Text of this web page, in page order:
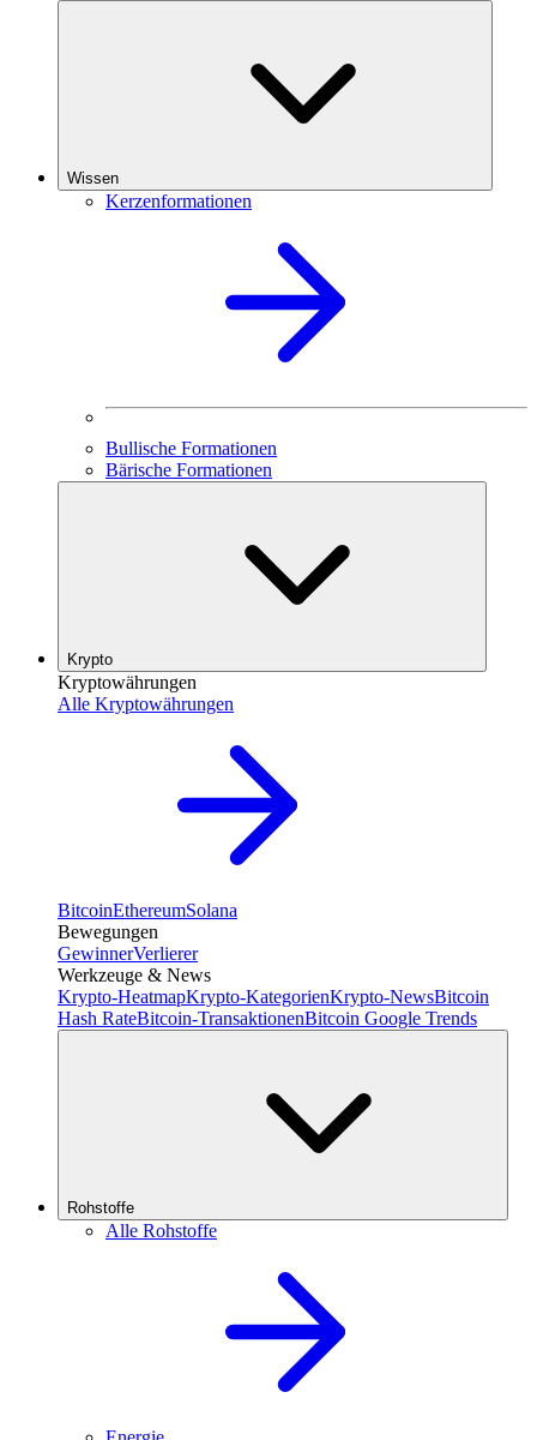
Wissen
Kerzenformationen
Bullische Formationen
Bärische Formationen
Krypto
Kryptowährungen
Alle Kryptowährungen
BitcoinEthereumSolana
Bewegungen
GewinnerVerlierer
Werkzeuge & News
Krypto-HeatmapKrypto-KategorienKrypto-NewsBitcoin
Hash RateBitcoin-TransaktionenBitcoin Google Trends
Rohstoffe
Alle Rohstoffe